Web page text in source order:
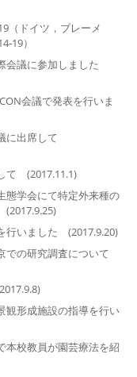
（ドイツ，ブレーメ
19）
会議に参加しました
会議で発表を行いま
に出席して
て (2017.11.1)
態学会にて特定外来種の
行いました (2017.9.20)
での研究調査について
観形成施設の指導を行い
本校教員が園芸療法を紹